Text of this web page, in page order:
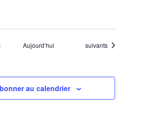
Aujourd’hui Évènements
suivants
au calendrier